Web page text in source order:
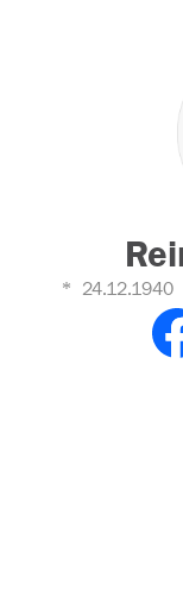
24.12.1940